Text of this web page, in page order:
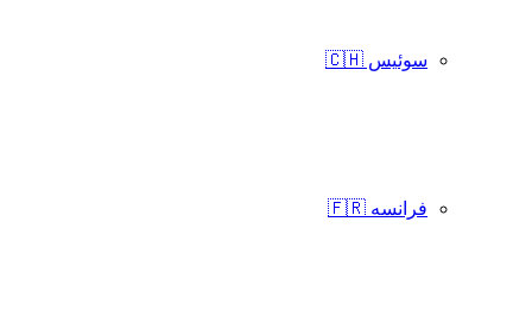
سوئیس 🇨🇭
فرانسه 🇫🇷